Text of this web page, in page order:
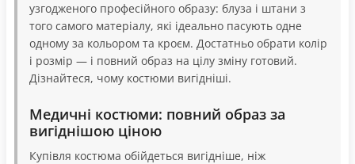
узгодженого професійного образу: блуза і штани з
того самого матеріалу, які ідеально пасують одне
одному за кольором та кроєм. Достатньо обрати колір
і розмір — і повний образ на цілу зміну готовий.
Дізнайтеся, чому костюми вигідніші.
Медичні костюми: повний образ за
вигіднішою ціною
Купівля костюма обійдеться вигідніше, ніж